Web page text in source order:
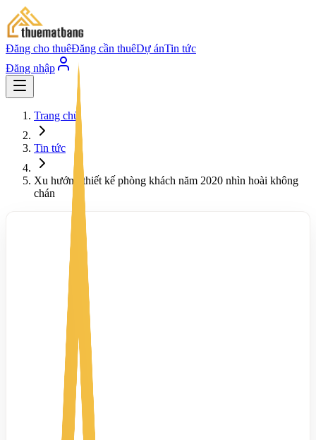
Đăng cho thuêĐăng cần thuêDự ánTin tức
Đăng nhập
Trang chủ
Tin tức
Xu hướng thiết kế phòng khách năm 2020 nhìn hoài không
chán